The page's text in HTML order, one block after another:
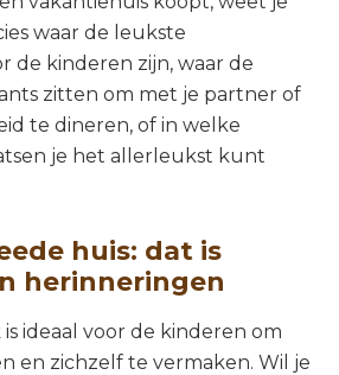
waar de leukste
de kinderen zijn, waar de
zitten om met je partner of
te dineren, of in welke
je het allerleukst kunt
huis: dat is
herinneringen
ideaal voor de kinderen om
en zichzelf te vermaken. Wil je